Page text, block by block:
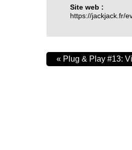
Site web :
https://jackjack.fr/
« Plug & Play #13: